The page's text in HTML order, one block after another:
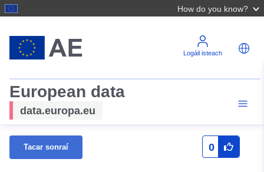
How do you know?
Logáil isteach
European data
data.europa.eu
Tacar sonraí 0